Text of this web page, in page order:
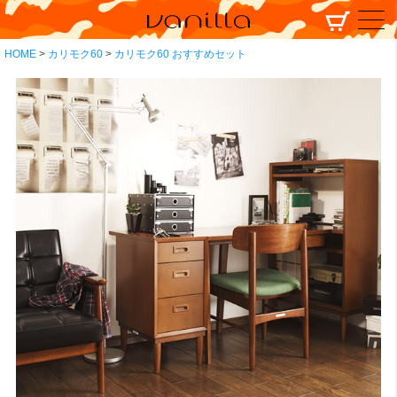
HOME カリモク60 カリモク60 おすすめセット